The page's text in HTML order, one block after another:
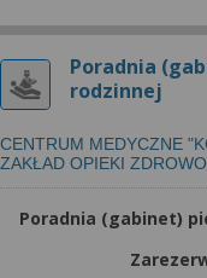
Poradnia
rodzinnej
CENTRUM MEDYCZNE
ZAKŁAD OPIEKI
Poradnia (gabinet)